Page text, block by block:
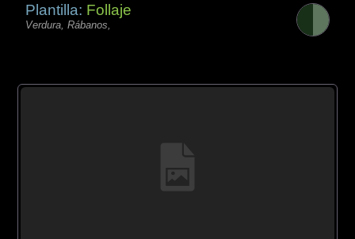
Plantilla: Follaje
Verdura, Rábanos,